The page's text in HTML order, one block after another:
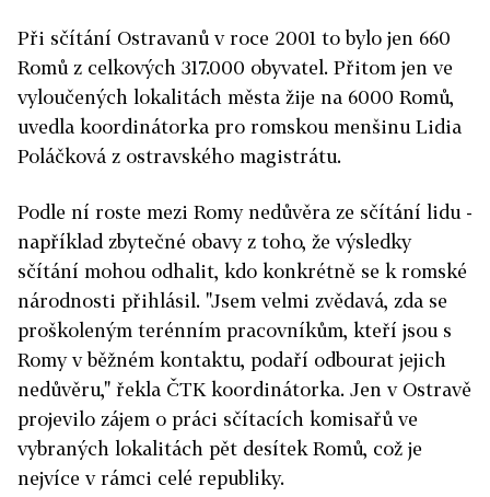
Při sčítání Ostravanů v roce 2001 to bylo jen 660
Romů z celkových 317.000 obyvatel. Přitom jen ve
vyloučených lokalitách města žije na 6000 Romů,
uvedla koordinátorka pro romskou menšinu Lidia
Poláčková z ostravského magistrátu.
Podle ní roste mezi Romy nedůvěra ze sčítání lidu -
například zbytečné obavy z toho, že výsledky
sčítání mohou odhalit, kdo konkrétně se k romské
národnosti přihlásil. "Jsem velmi zvědavá, zda se
proškoleným terénním pracovníkům, kteří jsou s
Romy v běžném kontaktu, podaří odbourat jejich
nedůvěru," řekla ČTK koordinátorka. Jen v Ostravě
projevilo zájem o práci sčítacích komisařů ve
vybraných lokalitách pět desítek Romů, což je
nejvíce v rámci celé republiky.